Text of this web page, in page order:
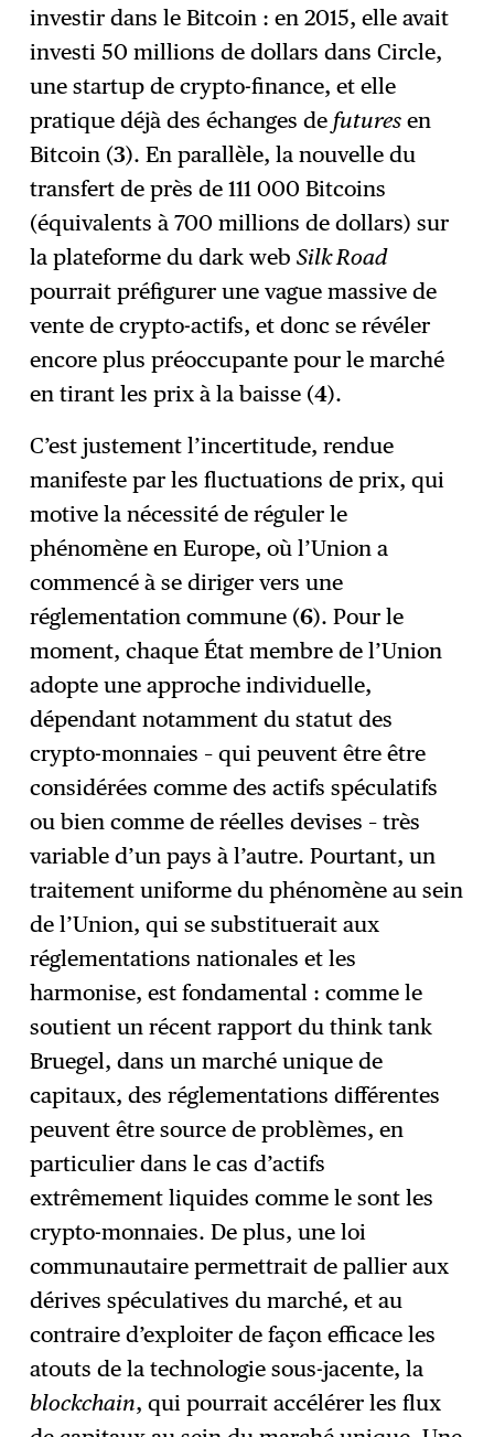
investir dans le Bitcoin : en 2015, elle avait
investi 50 millions de dollars dans Circle,
une startup de crypto-finance, et elle
pratique déjà des échanges de futures en
Bitcoin (3). En parallèle, la nouvelle du
transfert de près de 111 000 Bitcoins
(équivalents à 700 millions de dollars) sur
la plateforme du dark webSilk Road
pourrait préfigurer une vague massive de
vente de crypto-actifs, et donc se révéler
encore plus préoccupante pour le marché
en tirant les prix à la baisse (4).
C’est justement l’incertitude, rendue
manifeste par les fluctuations de prix, qui
motive la nécessité de réguler le
phénomène en Europe, où l’Union a
commencé à se diriger vers une
réglementation commune (6). Pour le
moment, chaque État membre de l’Union
adopte une approche individuelle,
dépendant notamment du statut des
crypto-monnaies – qui peuvent être être
considérées comme des actifs spéculatifs
ou bien comme de réelles devises – très
variable d’un pays à l’autre. Pourtant, un
traitement uniforme du phénomène au sein
de l’Union, qui se substituerait aux
réglementations nationales et les
harmonise, est fondamental : comme le
soutient un récent rapport du think tank
Bruegel, dans un marché unique de
capitaux, des réglementations différentes
peuvent être source de problèmes, en
particulier dans le cas d’actifs
extrêmement liquides comme le sont les
crypto-monnaies. De plus, une loi
communautaire permettrait de pallier aux
dérives spéculatives du marché, et au
contraire d’exploiter de façon efficace les
atouts de la technologie sous-jacente, la
blockchain, qui pourrait accélérer les flux